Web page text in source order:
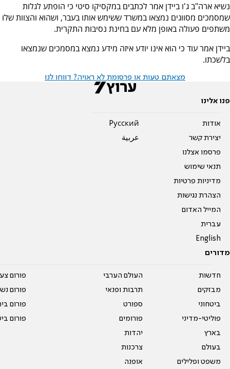
נשיא ארה"ב ג'ו ביידן אמר לכתבים במקסיקו סיטי כי הופתע לגלות
שמסמכים מסווגים נמצאו במשרד ששימש אותו בעבר, ושהוא והצוות שלו
משתפים פעולה באופן מלא עם בחינת נסיבות התקרית.
ביידן אמר עוד כי הוא אינו יודע איזה מידע נמצא במסמכים שנמצאו
בלשכתו.
מצאתם טעות או פרסומת לא ראויה? דווחו לנו
פנו אלינו
אודות
יצירת קשר
פרסמו אצלנו
תנאי שימוש
מדיניות פרטיות
הצהרת נגישות
המייל האדום
עברית
English
Pусский
عربية
מדורים
חדשות
מבזקים
ביטחוני
פוליטי-מדיני
בארץ
בעולם
משפט ופלילים
העולם הערבי
תרבות ופנאי
ספורט
פורומים
יהדות
צרכנות
אופנה
פורום
פורום
פורום
פורום